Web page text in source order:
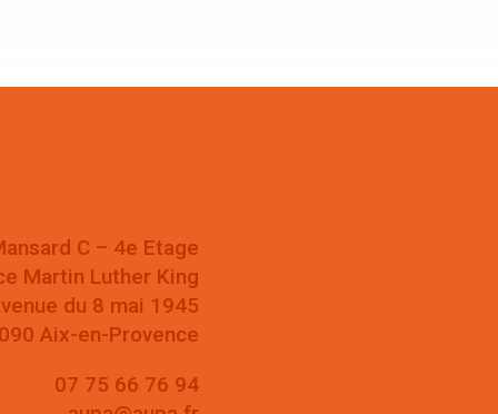
C – 4e Etage
Martin Luther King
du 8 mai 1945
Aix-en-Provence
07 75 66 76 94